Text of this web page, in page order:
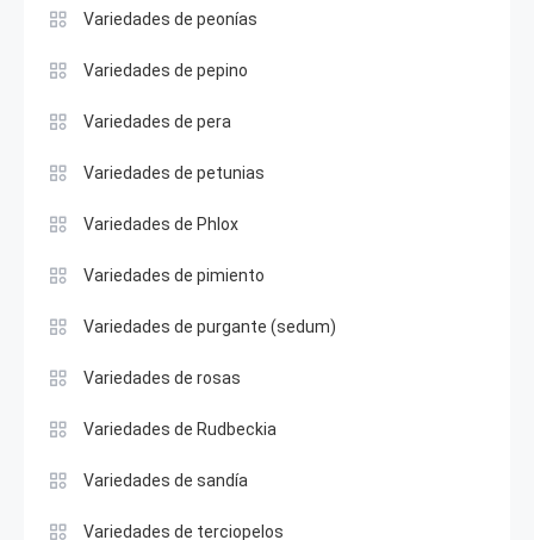
Variedades de peonías
Variedades de pepino
Variedades de pera
Variedades de petunias
Variedades de Phlox
Variedades de pimiento
Variedades de purgante (sedum)
Variedades de rosas
Variedades de Rudbeckia
Variedades de sandía
Variedades de terciopelos